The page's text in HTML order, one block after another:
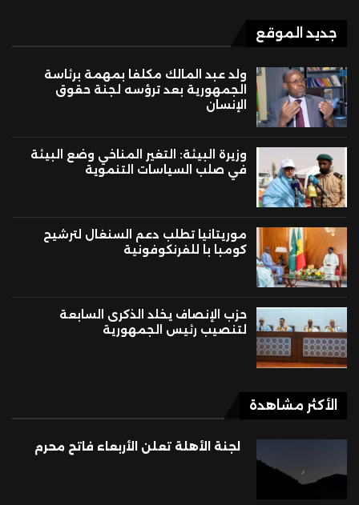
جديد الموقع
ولد عبد المالك مكلفا بمهمة برئاسة
الجمهورية بعد ترؤسه لجنة حقوق
الإنسان
وزيرة البيئة: التغير المناخي وضع البيئة
في صلب السياسات التنموية
موريتانيا تطلب دعم السنغال لترشيح
كومبا با للفرنكوفونية
حزب الإنصاف يخلد الذكرى السابعة
لتنصيب رئيس الجمهورية
الأكثر مشاهدة
لجنة الأهلة تعلن الأربعاء فاتح محرم